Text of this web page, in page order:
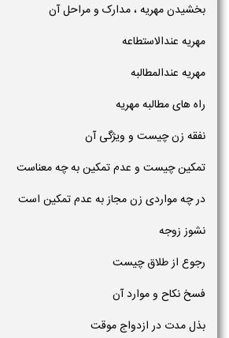
بخشیدن مهریه ، مدارک و مراحل آن
مهریه عندالاستطاعه
مهریه عندالمطالبه
راه های مطالبه مهریه
نفقه زن چیست و ویژگی آن
تمکین چیست و عدم تمکین به چه معناست
در چه مواردی زن مجاز به عدم تمکین است
نشوز زوجه
رجوع از طلاق چیست
فسخ نکاح و موارد آن
بذل مدت در ازدواج موقت